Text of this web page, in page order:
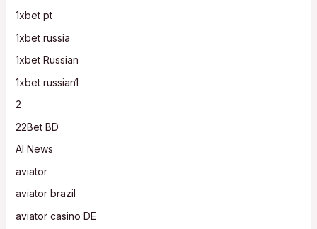
1xbet pt
1xbet russia
1xbet Russian
1xbet russian1
2
22Bet BD
AI News
aviator
aviator brazil
aviator casino DE